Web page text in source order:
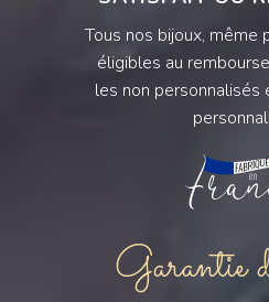
Tous nos bijoux, même
éligibles au
les non
Garantie